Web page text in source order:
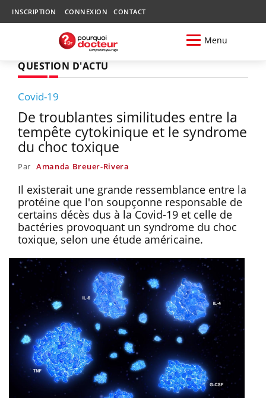
INSCRIPTION CONNEXION CONTACT
Menu
QUESTION D'ACTU
Covid-19
De troublantes similitudes entre la
tempête cytokinique et le syndrome
du choc toxique
Par Amanda Breuer-Rivera
Il existerait une grande ressemblance entre la
protéine que l'on soupçonne responsable de
certains décès dus à la Covid-19 et celle de
bactéries provoquant un syndrome du choc
toxique, selon une étude américaine.